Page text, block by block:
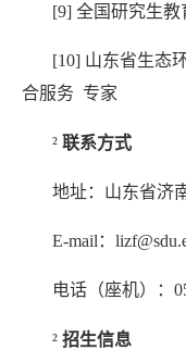
[9] 全国研究生教
[10] 山东省生态
合服务 专家
² 联系方式
地址：山东省济
E-mail：
电话（座机）：
² 招生信息